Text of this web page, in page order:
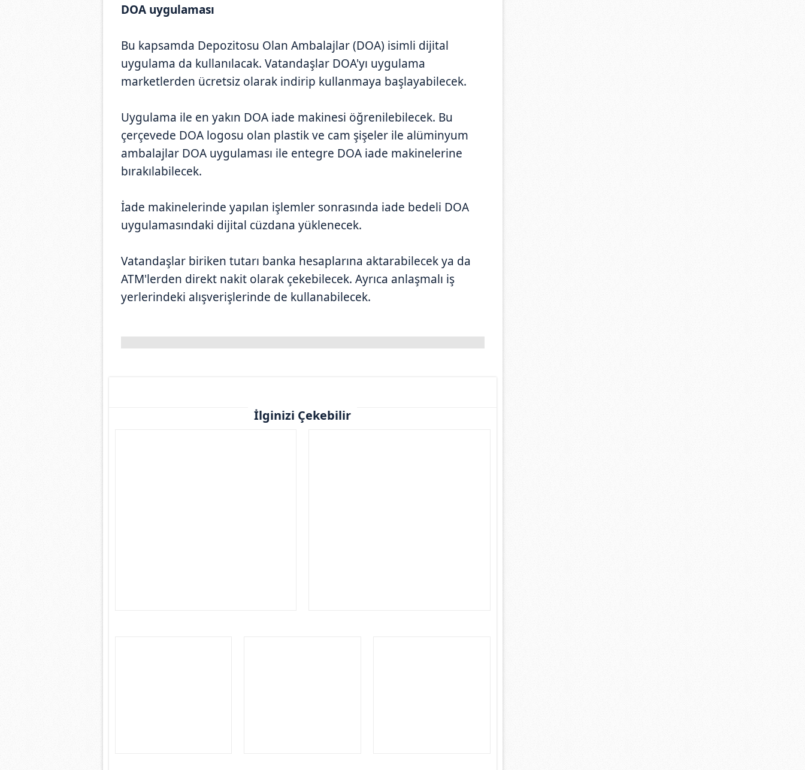
DOA uygulaması
Bu kapsamda Depozitosu Olan Ambalajlar (DOA) isimli dijital
uygulama da kullanılacak. Vatandaşlar DOA'yı uygulama
marketlerden ücretsiz olarak indirip kullanmaya başlayabilecek.
Uygulama ile en yakın DOA iade makinesi öğrenilebilecek. Bu
çerçevede DOA logosu olan plastik ve cam şişeler ile alüminyum
ambalajlar DOA uygulaması ile entegre DOA iade makinelerine
bırakılabilecek.
İade makinelerinde yapılan işlemler sonrasında iade bedeli DOA
uygulamasındaki dijital cüzdana yüklenecek.
Vatandaşlar biriken tutarı banka hesaplarına aktarabilecek ya da
ATM'lerden direkt nakit olarak çekebilecek. Ayrıca anlaşmalı iş
yerlerindeki alışverişlerinde de kullanabilecek.
İlginizi Çekebilir